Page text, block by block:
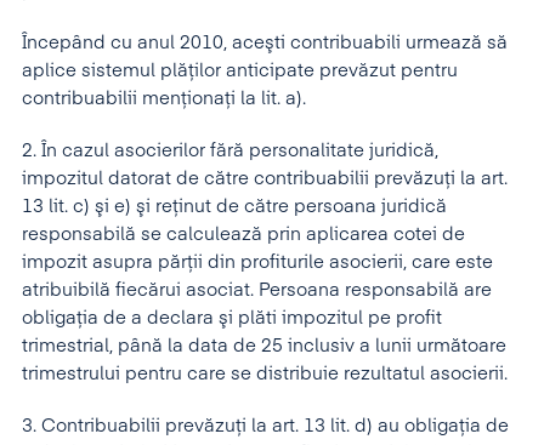
Începând cu anul 2010, aceşti contribuabili urmează să
aplice sistemul plăţilor anticipate prevăzut pentru
contribuabilii menţionaţi la lit. a).
2. În cazul asocierilor fără personalitate juridică,
impozitul datorat de către contribuabilii prevăzuţi la art.
13 lit. c) şi e) şi reţinut de către persoana juridică
responsabilă se calculează prin aplicarea cotei de
impozit asupra părţii din profiturile asocierii, care este
atribuibilă fiecărui asociat. Persoana responsabilă are
obligaţia de a declara şi plăti impozitul pe profit
trimestrial, până la data de 25 inclusiv a lunii următoare
trimestrului pentru care se distribuie rezultatul asocierii.
3. Contribuabilii prevăzuţi la art. 13 lit. d) au obligaţia de